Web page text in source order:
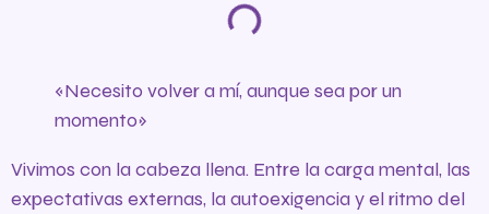
«Necesito volver a mí, aunque sea por un
momento»
Vivimos con la cabeza llena. Entre la carga mental, las
expectativas externas, la autoexigencia y el ritmo del